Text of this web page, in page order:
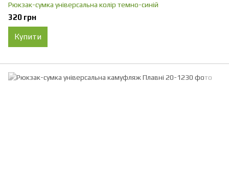
Рюкзак-сумка універсальна колір темно-синій
320 грн
Купити